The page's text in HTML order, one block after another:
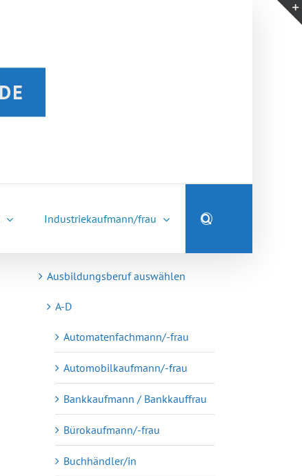
Industriekaufmann/frau
Ausbildungsberuf auswählen
A-D
Automatenfachmann/-frau
Automobilkaufmann/-frau
Bankkaufmann / Bankkauffrau
Bürokaufmann/-frau
Buchhändler/in